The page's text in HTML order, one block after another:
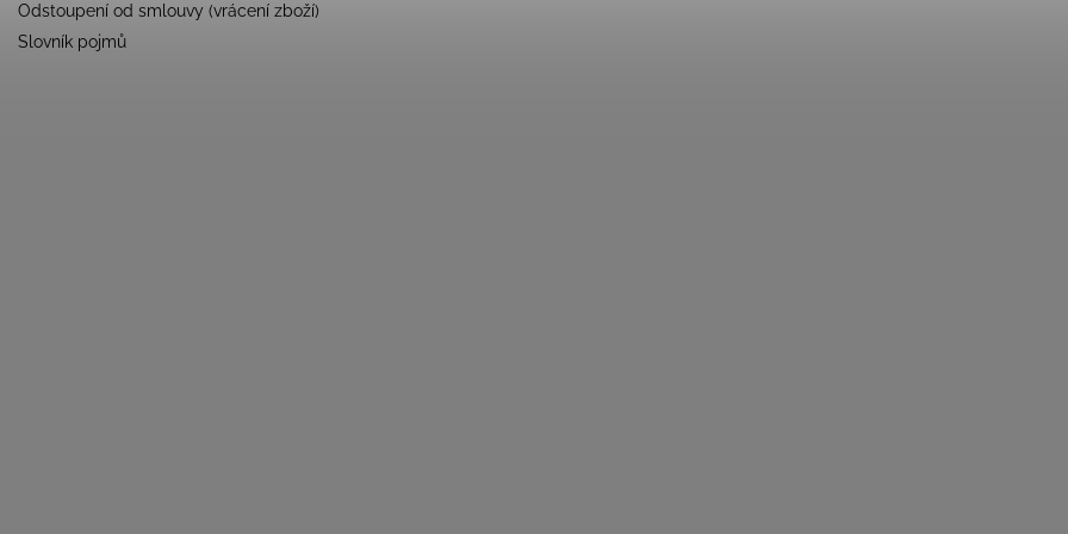
Odstoupení od smlouvy (vrácení zboží)
Slovník pojmů